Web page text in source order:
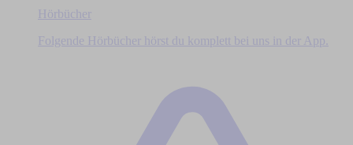
Hörbücher
Folgende Hörbücher hörst du komplett bei uns in der App.